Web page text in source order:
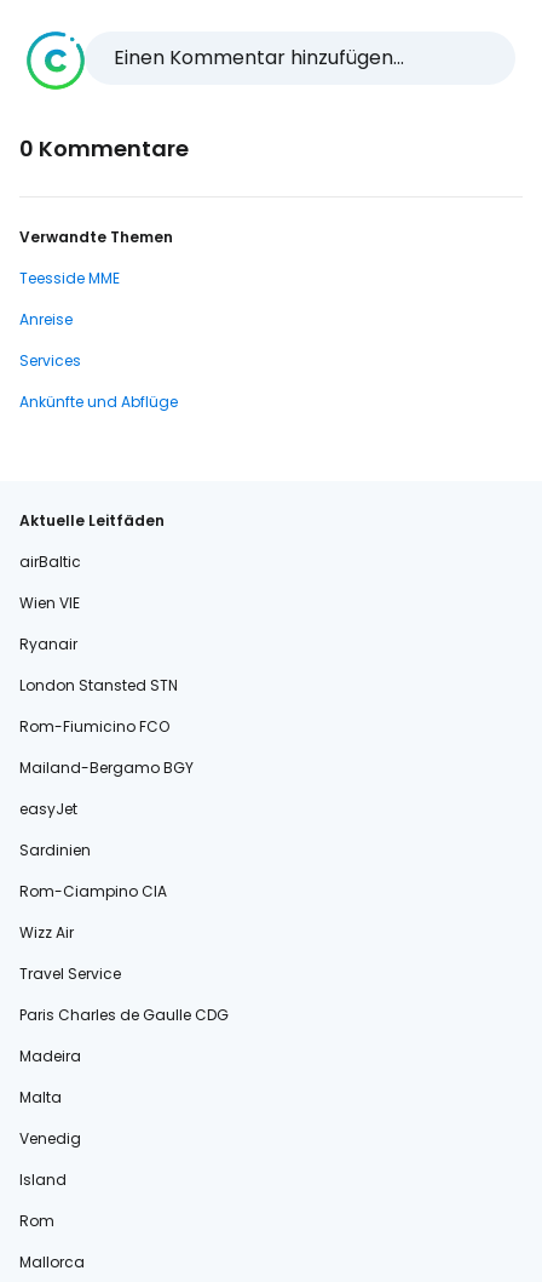
Einen Kommentar hinzufügen...
0 Kommentare
Verwandte Themen
Teesside MME
Anreise
Services
Ankünfte und Abflüge
Aktuelle Leitfäden
airBaltic
Wien VIE
Ryanair
London Stansted STN
Rom-Fiumicino FCO
Mailand-Bergamo BGY
easyJet
Sardinien
Rom-Ciampino CIA
Wizz Air
Travel Service
Paris Charles de Gaulle CDG
Madeira
Malta
Venedig
Island
Rom
Mallorca